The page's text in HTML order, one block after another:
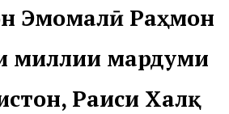
Эмомалӣ Раҳмон
миллии мардуми
Раиси Халқ